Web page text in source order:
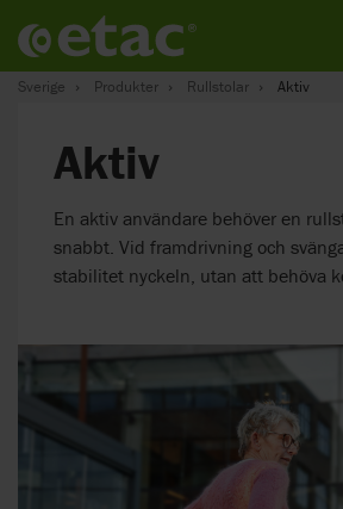
Sverige Produkter Rullstolar Aktiv
Aktiv
En aktiv användare behöver en
snabbt. Vid framdrivning och
stabilitet nyckeln, utan att behöva